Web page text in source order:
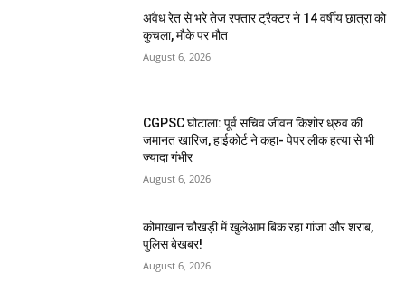
अवैध रेत से भरे तेज रफ्तार ट्रैक्टर ने 14 वर्षीय छात्रा को
कुचला, मौके पर मौत
August 6, 2026
CGPSC घोटाला: पूर्व सचिव जीवन किशोर ध्रुव की
जमानत खारिज, हाईकोर्ट ने कहा- पेपर लीक हत्या से भी
ज्यादा गंभीर
August 6, 2026
कोमाखान चौखड़ी में खुलेआम बिक रहा गांजा और शराब,
पुलिस बेखबर!
August 6, 2026